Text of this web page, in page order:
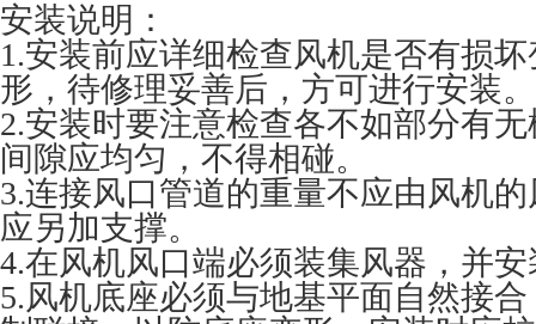
安装说明：
1.安装前应详细检查风机是否有损
形，待修理妥善后，方可进行安装。
2.安装时要注意检查各不如部分有
间隙应均匀，不得相碰。
3.连接风口管道的重量不应由风机
应另加支撑。
4.在风机风口端必须装集风器，并
5.风机底座必须与地基平面自然接